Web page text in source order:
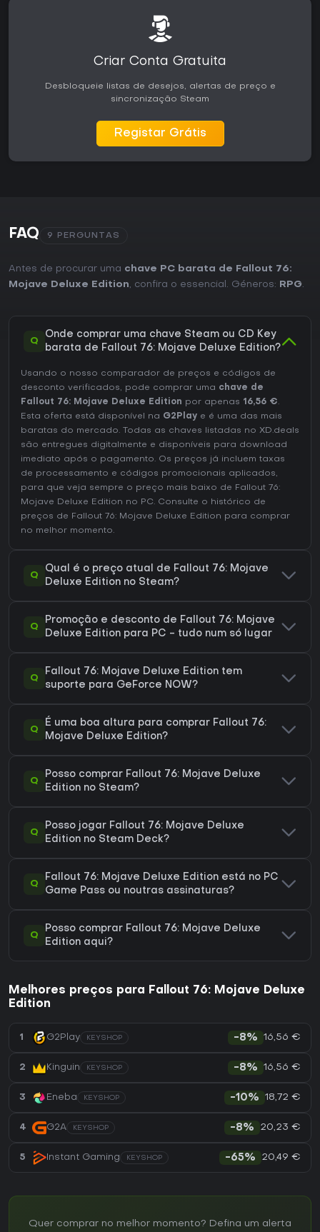
Criar Conta Gratuita
Desbloqueie listas de desejos, alertas de preço e
sincronização Steam
Registar Grátis
FAQ 9 PERGUNTAS
Antes de procurar uma chave PC barata de Fallout 76:
Mojave Deluxe Edition, confira o essencial. Géneros: RPG.
Q
Onde comprar uma chave Steam ou CD Key
barata de Fallout 76: Mojave Deluxe Edition?
Usando o nosso comparador de preços e códigos de
desconto verificados, pode comprar uma chave de
Fallout 76: Mojave Deluxe Edition por apenas 16,56 €.
Esta oferta está disponível na G2Play e é uma das mais
baratas do mercado. Todas as chaves listadas no XD.deals
são entregues digitalmente e disponíveis para download
imediato após o pagamento. Os preços já incluem taxas
de processamento e códigos promocionais aplicados,
para que veja sempre o preço mais baixo de Fallout 76:
Mojave Deluxe Edition no PC. Consulte o histórico de
preços de Fallout 76: Mojave Deluxe Edition para comprar
no melhor momento.
Q
Qual é o preço atual de Fallout 76: Mojave
Deluxe Edition no Steam?
Q
Promoção e desconto de Fallout 76: Mojave
Deluxe Edition para PC - tudo num só lugar
Q
Fallout 76: Mojave Deluxe Edition tem
suporte para GeForce NOW?
Q
É uma boa altura para comprar Fallout 76:
Mojave Deluxe Edition?
Q
Posso comprar Fallout 76: Mojave Deluxe
Edition no Steam?
Q
Posso jogar Fallout 76: Mojave Deluxe
Edition no Steam Deck?
Q
Fallout 76: Mojave Deluxe Edition está no PC
Game Pass ou noutras assinaturas?
Q
Posso comprar Fallout 76: Mojave Deluxe
Edition aqui?
Melhores preços para Fallout 76: Mojave Deluxe
Edition
1 G2Play KEYSHOP -8% 16,56 €
2 Kinguin KEYSHOP -8% 16,56 €
3 Eneba KEYSHOP -10% 18,72 €
4 G2A KEYSHOP -8% 20,23 €
5 Instant Gaming KEYSHOP -65% 20,49 €
Quer comprar no melhor momento? Defina um alerta